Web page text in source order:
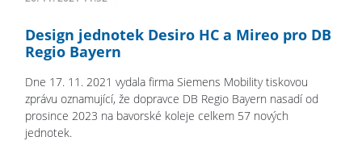
Design jednotek Desiro HC a Mireo pro DB
Regio Bayern
Dne 17. 11. 2021 vydala firma Siemens Mobility tiskovou
zprávu oznamující, že dopravce DB Regio Bayern nasadí od
prosince 2023 na bavorské koleje celkem 57 nových
jednotek.